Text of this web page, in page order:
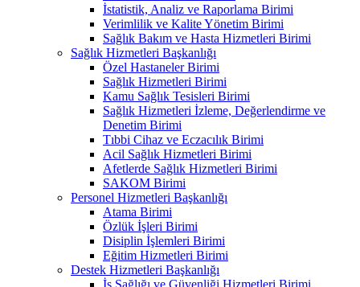
İstatistik, Analiz ve Raporlama Birimi
Verimlilik ve Kalite Yönetim Birimi
Sağlık Bakım ve Hasta Hizmetleri Birimi
Sağlık Hizmetleri Başkanlığı
Özel Hastaneler Birimi
Sağlık Hizmetleri Birimi
Kamu Sağlık Tesisleri Birimi
Sağlık Hizmetleri İzleme, Değerlendirme ve
Denetim Birimi
Tıbbi Cihaz ve Eczacılık Birimi
Acil Sağlık Hizmetleri Birimi
Afetlerde Sağlık Hizmetleri Birimi
SAKOM Birimi
Personel Hizmetleri Başkanlığı
Atama Birimi
Özlük İşleri Birimi
Disiplin İşlemleri Birimi
Eğitim Hizmetleri Birimi
Destek Hizmetleri Başkanlığı
İş Sağlığı ve Güvenliği Hizmetleri Birimi